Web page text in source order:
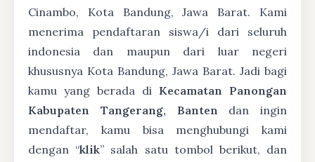
Cinambo, Kota Bandung, Jawa Barat. Kami
menerima pendaftaran siswa/i dari seluruh
indonesia dan maupun dari luar negeri
khususnya Kota Bandung, Jawa Barat. Jadi bagi
kamu yang berada di Kecamatan Panongan
Kabupaten Tangerang, Banten dan ingin
mendaftar, kamu bisa menghubungi kami
dengan “klik” salah satu tombol berikut, dan